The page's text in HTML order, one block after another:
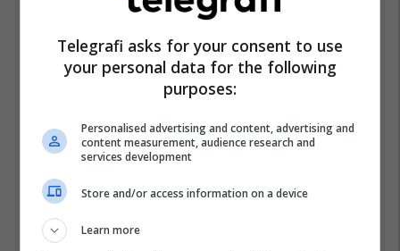
Telegrafi asks for your consent to use
your personal data for the following
purposes:
Personalised advertising and content, advertising and
content measurement, audience research and
services development
Store and/or access information on a device
Learn more